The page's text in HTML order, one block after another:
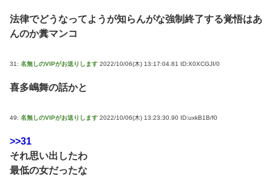
法律でどうなってようが知らんがな強制終了する覚悟はあ
んのか糞マンコ
31: 名無しのVIPがお送りします 2022/10/06(木) 13:17:04.81 ID:X0XCGJI/0
喜多嶋舞の話かと
49: 名無しのVIPがお送りします 2022/10/06(木) 13:23:30.90 ID:uxkB1B/f0
>>31
それ思い出したわ
最低の女だったな